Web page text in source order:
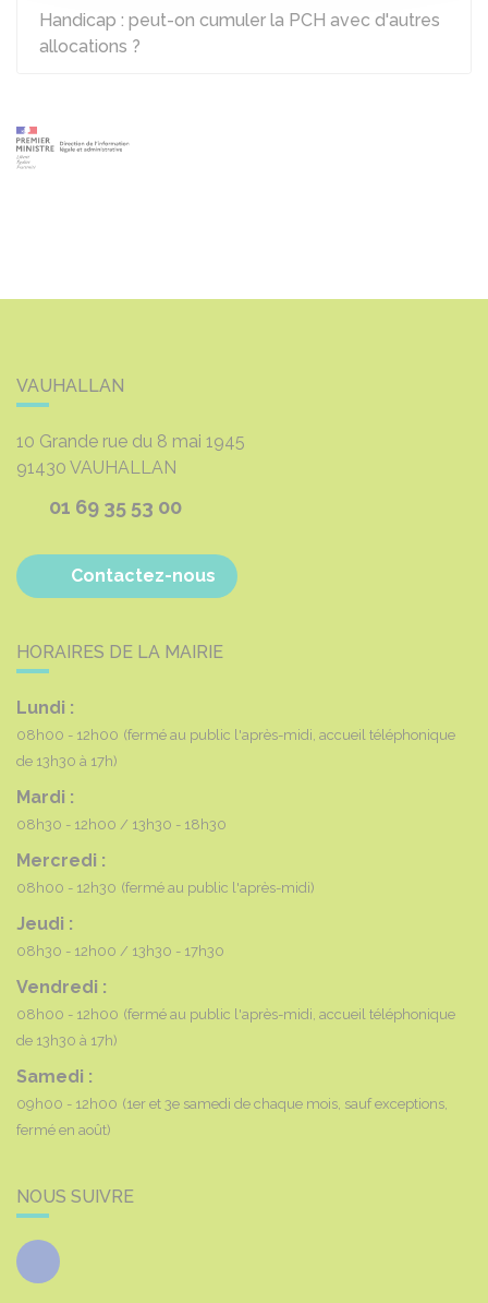
Handicap : peut-on cumuler la PCH avec d'autres
allocations ?
VAUHALLAN
10 Grande rue du 8 mai 1945
91430 VAUHALLAN
01 69 35 53 00
Contactez-nous
HORAIRES DE LA MAIRIE
Lundi :
08h00 - 12h00 (fermé au public l'après-midi, accueil téléphonique
de 13h30 à 17h)
Mardi :
08h30 - 12h00 13h30 - 18h30
Mercredi :
08h00 - 12h30 (fermé au public l'après-midi)
Jeudi :
08h30 - 12h00 13h30 - 17h30
Vendredi :
08h00 - 12h00 (fermé au public l'après-midi, accueil téléphonique
de 13h30 à 17h)
Samedi :
09h00 - 12h00 (1er et 3e samedi de chaque mois, sauf exceptions,
fermé en août)
NOUS SUIVRE
Facebook